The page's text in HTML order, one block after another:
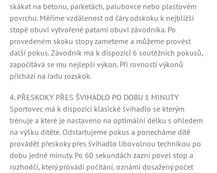
skákat na betonu, parketách, palubovce nebo plastovém
povrchu. Měříme vzdálenost od čáry odskoku k nejbližší
stopě obuvi vytvořené patami obuvi závodníka. Po
provedeném skoku stopy zameteme a můžeme provést
další pokus. Závodník má k dispozici 6 soutěžních pokusů,
započítává se mu nejlepší výkon. Při rovnosti výkonů
přichází na řadu rozskok.
4. PŘESKOKY PŘES ŠVIHADLO PO DOBU 1 MINUTY
Sportovec má k dispozici klasické švihadlo se kterým
trénuje a které je nastaveno na optimální délku s ohledem
na výšku dítěte. Odstartujeme pokus a ponecháme dítě
provádět přeskoky přes švihadlo libovolnou technikou po
dobu jedné minuty. Po 60 sekundách zazní povel stop a
rozhodčí, který provádí počítání, oznámí dosažený počet